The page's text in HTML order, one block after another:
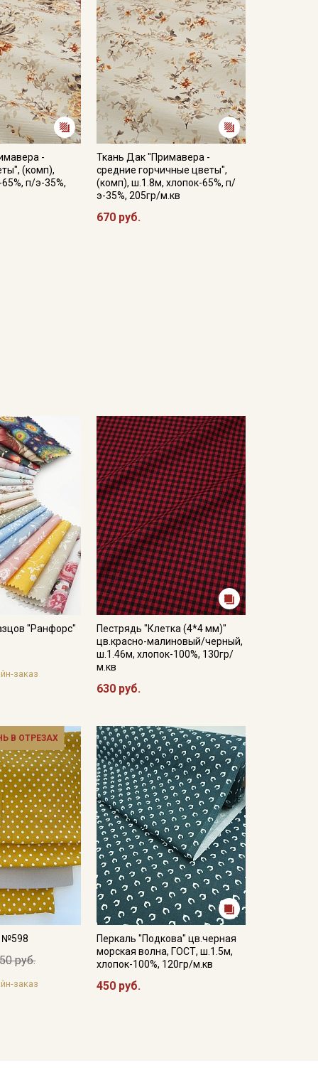
-
(комп),
п/э-35%,
Ткань Дак "Примавера -
средние горчичные цветы",
(комп), ш.1.8м, хлопок-65%, п/
э-35%, 205гр/м.кв
670 руб.
"Ранфорс"
заказ
Пестрядь "Клетка (4*4 мм)"
цв.красно-малиновый/черный,
ш.1.46м, хлопок-100%, 130гр/
м.кв
630 руб.
В ОТРЕЗАХ
№598
руб.
заказ
Перкаль "Подкова" цв.черная
морская волна, ГОСТ, ш.1.5м,
хлопок-100%, 120гр/м.кв
450 руб.